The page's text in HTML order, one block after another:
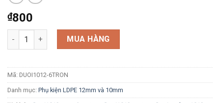
₫800
Đuôi 10/12mm ra gắn béc 6mm trơn số lượng
MUA HÀNG
Mã: DUOI1012-6TRON
Danh mục: Phụ kiện LDPE 12mm và 10mm